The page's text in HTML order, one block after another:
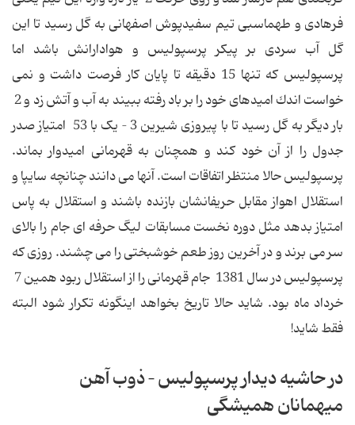
فرهادى و طهماسبى تیم سفیدپوش اصفهانى به گل رسید تا این
گل آب سردى بر پیكر پرسپولیس و هوادارانش باشد اما
پرسپولیس كه تنها 15 دقیقه تا پایان كار فرصت داشت و نمى
خواست اندك امیدهاى خود را بر باد رفته ببیند به آب و آتش زد و 2
بار دیگر به گل رسید تا با پیروزى شیرین 3 – یک با 53 امتیاز صدر
جدول را از آن خود كند و همچنان به قهرمانى امیدوار بماند.
پرسپولیس حالا منتظر اتفاقات است. آنها مى دانند چنانچه سایپا و
استقلال اهواز مقابل حریفانشان بازنده باشند و استقلال به پاس
امتیاز بدهد مثل دوره نخست مسابقات لیگ حرفه اى جام را بالاى
سر مى برند و در آخرین روز طعم خوشبختى را مى چشند. روزى كه
خرداد ماه بود. شاید حالا تاریخ بخواهد اینگونه تكرار شود البته
فقط شاید!
در حاشیه دیدار پرسپولیس – ذوب آهن
میهمانان همیشگى